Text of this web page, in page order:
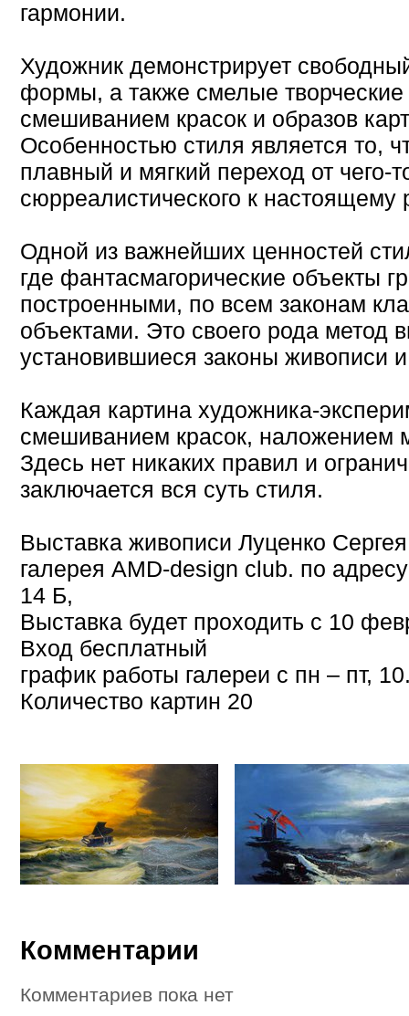
гармонии.
Художник демонстрирует
формы, а также смелые
смешиванием красок и образов
Особенностью стиля является то,
плавный и мягкий переход от чего-
сюрреалистического к настоящему
Одной из важнейших ценностей
где фантасмагорические объекты
построенными, по всем законам
объектами. Это своего рода метод
установившиеся законы живописи
Каждая картина художника-
смешиванием красок, наложением
Здесь нет никаких правил и
заключается вся суть стиля.
Выставка живописи Луценко
галерея AMD-design club. по
14 Б,
Выставка будет проходить с 10
Вход бесплатный
график работы галереи с пн – пт,
Количество картин 20
Комментарии
Комментариев пока нет